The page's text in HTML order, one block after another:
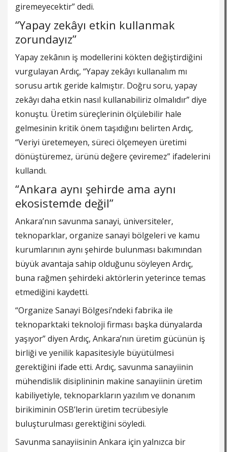
giremeyecektir” dedi.
“Yapay zekâyı etkin kullanmak
zorundayız”
Yapay zekânın iş modellerini kökten değiştirdiğini
vurgulayan Ardıç, “Yapay zekâyı kullanalım mı
sorusu artık geride kalmıştır. Doğru soru, yapay
zekâyı daha etkin nasıl kullanabiliriz olmalıdır” diye
konuştu. Üretim süreçlerinin ölçülebilir hale
gelmesinin kritik önem taşıdığını belirten Ardıç,
“Veriyi üretemeyen, süreci ölçemeyen üretimi
dönüştüremez, ürünü değere çeviremez” ifadelerini
kullandı.
“Ankara aynı şehirde ama aynı
ekosistemde değil”
Ankara’nın savunma sanayi, üniversiteler,
teknoparklar, organize sanayi bölgeleri ve kamu
kurumlarının aynı şehirde bulunması bakımından
büyük avantaja sahip olduğunu söyleyen Ardıç,
buna rağmen şehirdeki aktörlerin yeterince temas
etmediğini kaydetti.
“Organize Sanayi Bölgesi’ndeki fabrika ile
teknoparktaki teknoloji firması başka dünyalarda
yaşıyor” diyen Ardıç, Ankara’nın üretim gücünün iş
birliği ve yenilik kapasitesiyle büyütülmesi
gerektiğini ifade etti. Ardıç, savunma sanayiinin
mühendislik disiplininin makine sanayiinin üretim
kabiliyetiyle, teknoparkların yazılım ve donanım
birikiminin OSB’lerin üretim tecrübesiyle
buluşturulması gerektiğini söyledi.
Savunma sanayiisinin Ankara için yalnızca bir